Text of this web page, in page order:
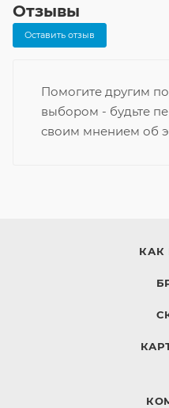
Отзывы
Оставить отзыв
Помогите другим
выбором - будьте
своим мнением об
КАК